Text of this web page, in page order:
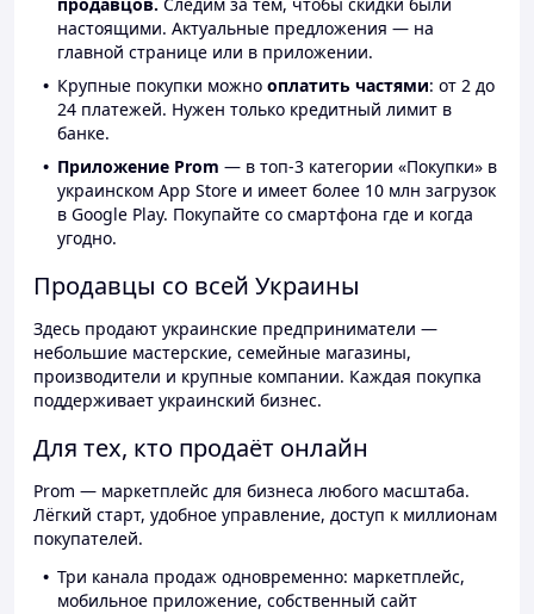
настоящими. Актуальные предложения — на
главной странице или в приложении.
Крупные покупки можно оплатить частями: от 2 до
24 платежей. Нужен только кредитный лимит в
банке.
Приложение Prom — в топ-3 категории «Покупки» в
украинском App Store и имеет более 10 млн загрузок
в Google Play. Покупайте со смартфона где и когда
угодно.
Продавцы со всей Украины
Здесь продают украинские предприниматели —
небольшие мастерские, семейные магазины,
производители и крупные компании. Каждая покупка
поддерживает украинский бизнес.
Для тех, кто продаёт онлайн
Prom — маркетплейс для бизнеса любого масштаба.
Лёгкий старт, удобное управление, доступ к миллионам
покупателей.
Три канала продаж одновременно: маркетплейс,
мобильное приложение, собственный сайт